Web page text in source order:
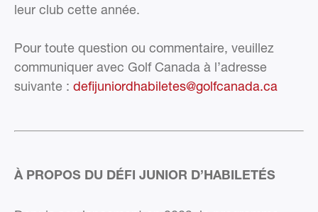
leur club cette année.
Pour toute question ou commentaire, veuillez
communiquer avec Golf Canada à l’adresse
suivante : defijuniordhabiletes@golfcanada.ca
À PROPOS DU DÉFI JUNIOR D’HABILETÉS